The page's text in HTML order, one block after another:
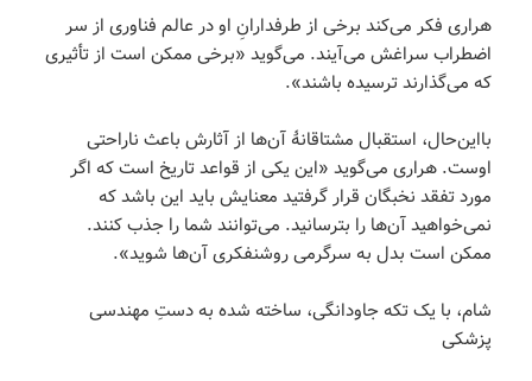
هراری فکر می‌کند برخی از طرفدارانِ او در عالم فناوری از سر
اضطراب سراغش می‌آیند. می‌گوید «برخی ممکن است از تأثیری
که می‌گذارند ترسیده باشند».
بااین‌حال، استقبال مشتاقانۀ آن‌ها از آثارش باعث ناراحتی
اوست. هراری می‌گوید «این یکی از قواعد تاریخ است که اگر
مورد تفقد نخبگان قرار گرفتید معنایش باید این باشد که
نمی‌خواهید آن‌ها را بترسانید. می‌توانند شما را جذب کنند.
ممکن است بدل به سرگرمی روشنفکری آن‌ها شوید».
شام، با یک تکه جاودانگی، ساخته شده به دستِ مهندسی
پزشکی